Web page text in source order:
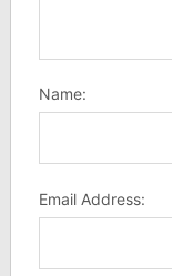
Name:
Email Address: